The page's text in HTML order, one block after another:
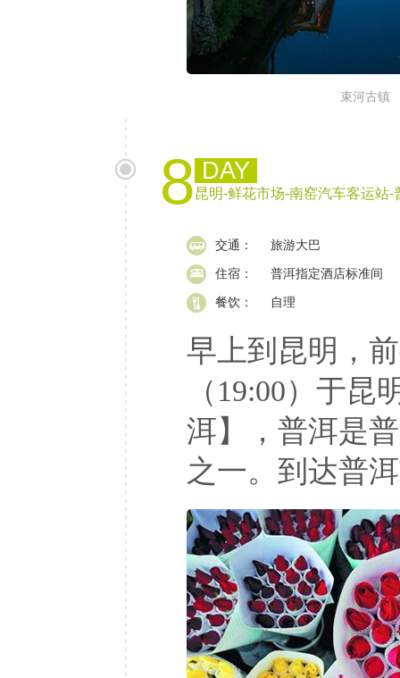
束河古镇
8 DAY
昆明-鲜花市场-南窑汽车客运站-
交通： 旅游大巴
住宿： 普洱指定酒店标准间
餐饮： 自理
早上到昆明，
（19:00）于
洱】，普洱是
之一。到达普